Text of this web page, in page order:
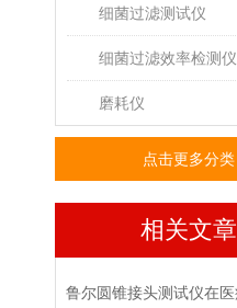
细菌过滤测试仪
细菌过滤效率检测仪
磨耗仪
点击更多分类
相关文章